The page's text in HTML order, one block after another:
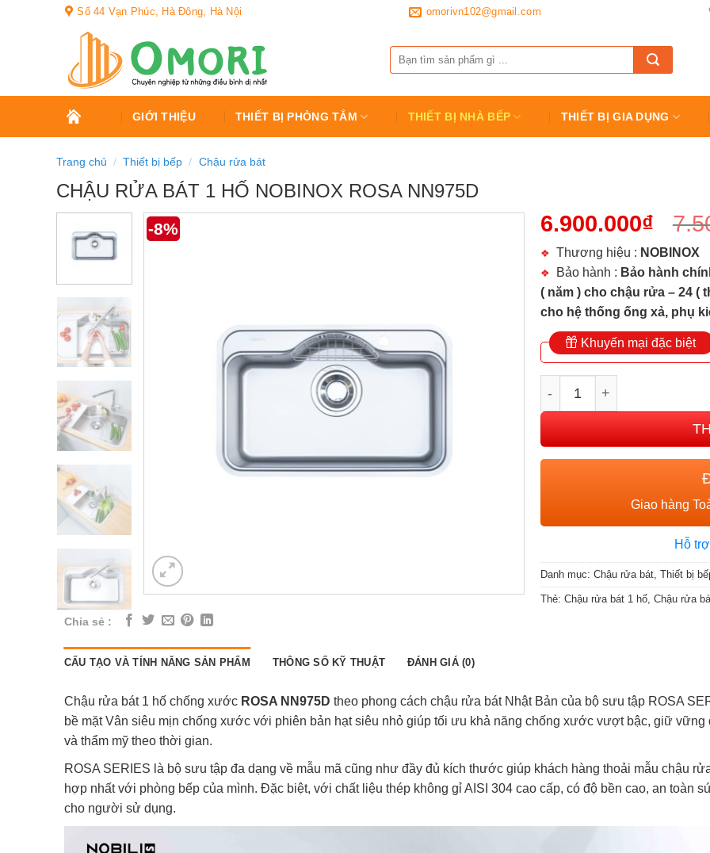
Số 44 Vạn Phúc, Hà Đông, Hà Nội omorivn102@gmail.com
kiếm:
TRANG
CHỦ
GIỚI THIỆU THIẾT BỊ PHÒNG TẮM THIẾT BỊ NHÀ BẾP THIẾT BỊ GIA DỤNG
Trang chủ / Thiết bị bếp / Chậu rửa bát
CHẬU RỬA BÁT 1 HỐ NOBINOX ROSA NN975D
-8%
Chia sẻ :
6.900.000₫
Thương hiệu : NOBINOX
Bảo hành : Bảo hành
( năm ) cho chậu rửa – 24 (
cho hệ thống ống xả, phụ
Khuyến mại đặc biệt
Giao hàng
Hỗ
Danh mục: Chậu rửa bát, Thiết bị
Thẻ: Chậu rửa bát 1 hố, Chậu rửa
CẤU TẠO VÀ TÍNH NĂNG SẢN PHẨM THÔNG SỐ KỸ THUẬT ĐÁNH GIÁ (0)
Chậu rửa bát 1 hố chống xước ROSA NN975D theo phong cách chậu rửa bát Nhật Bản của bộ sưu tập ROSA
bề mặt Vân siêu mịn chống xước với phiên bản hạt siêu nhỏ giúp tối ưu khả năng chống xước vượt bậc, giữ vững
và thẩm mỹ theo thời gian.
ROSA SERIES là bộ sưu tập đa dạng về mẫu mã cũng như đầy đủ kích thước giúp khách hàng thoải mẫu chậu
hợp nhất với phòng bếp của mình. Đặc biệt, với chất liệu thép không gỉ AISI 304 cao cấp, có độ bền cao, an toàn
cho người sử dụng.